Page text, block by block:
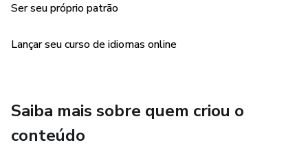
Ser seu próprio patrão
Lançar seu curso de idiomas online
Saiba mais sobre quem criou o
conteúdo